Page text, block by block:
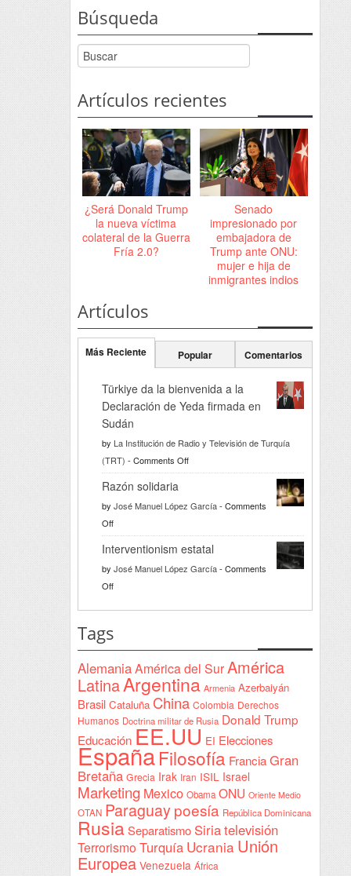
Búsqueda
Artículos recientes
¿Será Donald Trump
la nueva víctima
colateral de la Guerra
Fría 2.0?
Senado
impresionado por
embajadora de
Trump ante ONU:
mujer e hija de
inmigrantes indios
Artículos
Más Reciente Popular Comentarios
Türkiye da la bienvenida a la
Declaración de Yeda firmada en
Sudán
by La Institución de Radio y Televisión de Turquía
(TRT) - Comments Offon
Türkiye
la
a
Yeda
en
Sudán
Razón solidaria
by José Manuel López García- Comments
Offon
Razón
solidaria
Interventionism estatal
by José Manuel López García- Comments
Offon
Tags
AlemaniaAmérica del SurAmérica
LatinaArgentina Armenia Azerbaiyán
Brasil Cataluña China Colombia Derechos
Humanos Doctrina militar de Rusia Donald Trump
Educación EE.UU EI Elecciones
España Filosofía Francia Gran
Bretaña Grecia Irak Iran ISIL Israel
Marketing Mexico Obama ONU Oriente Medio
OTAN Paraguay poesía República Dominicana
Rusia Separatismo Siriatelevisión
Terrorismo Turquía Ucrania Unión
Europea Venezuela África